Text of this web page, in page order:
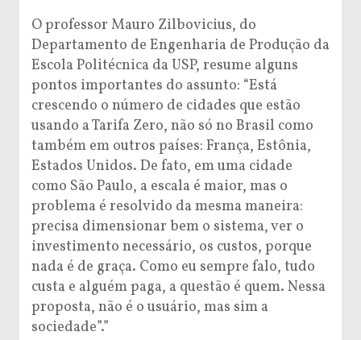
O professor Mauro Zilbovicius, do
Departamento de Engenharia de Produção da
Escola Politécnica da USP, resume alguns
pontos importantes do assunto: “Está
crescendo o número de cidades que estão
usando a Tarifa Zero, não só no Brasil como
também em outros países: França, Estônia,
Estados Unidos. De fato, em uma cidade
como São Paulo, a escala é maior, mas o
problema é resolvido da mesma maneira:
precisa dimensionar bem o sistema, ver o
investimento necessário, os custos, porque
nada é de graça. Como eu sempre falo, tudo
custa e alguém paga, a questão é quem. Nessa
proposta, não é o usuário, mas sim a
sociedade”.”